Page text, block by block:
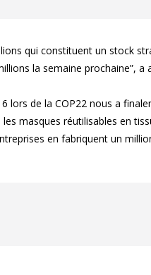
qui constituent un stock
la semaine prochaine”, a
lors de la COP22 nous a
masques réutilisables en
en fabriquent un